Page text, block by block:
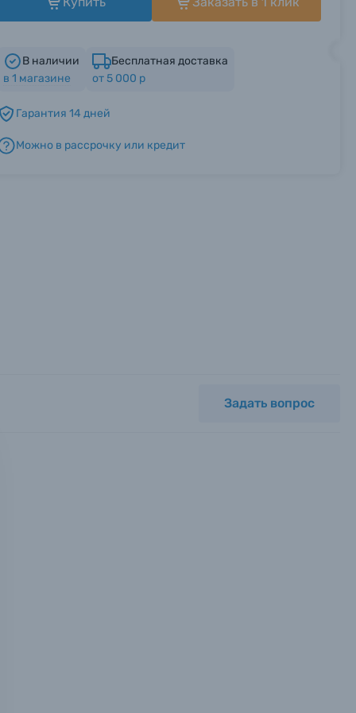
с
В наличии
в 1 магазине
Бесплатная доставка
от 5 000 р
Гарантия 14 дней
Можно в рассрочку или кредит
Задать вопрос